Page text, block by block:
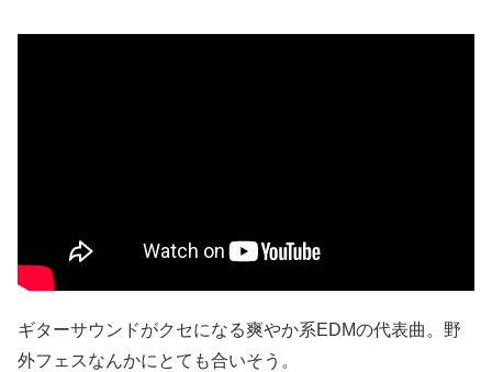
ギターサウンドがクセになる爽やか系EDMの代表曲。野
外フェスなんかにとても合いそう。